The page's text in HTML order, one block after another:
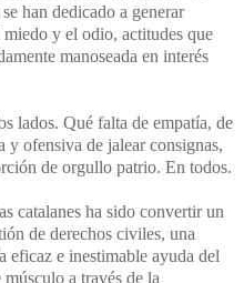
han dedicado a generar
y el odio, actitudes que
manoseada en interés
lados. Qué falta de empatía, de
y ofensiva de jalear consignas,
de orgullo patrio. En todos.
catalanes ha sido convertir un
de derechos civiles, una
eficaz e inestimable ayuda del
a través de la